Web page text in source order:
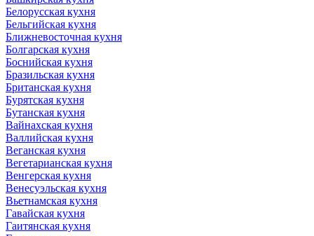
Белорусская кухня
Бельгийская кухня
Ближневосточная кухня
Болгарская кухня
Боснийская кухня
Бразильская кухня
Британская кухня
Бурятская кухня
Бутанская кухня
Вайнахская кухня
Валлийская кухня
Веганская кухня
Вегетарианская кухня
Венгерская кухня
Венесуэльская кухня
Вьетнамская кухня
Гавайская кухня
Гаитянская кухня